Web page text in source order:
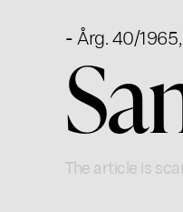
- Årg. 40/
The article is